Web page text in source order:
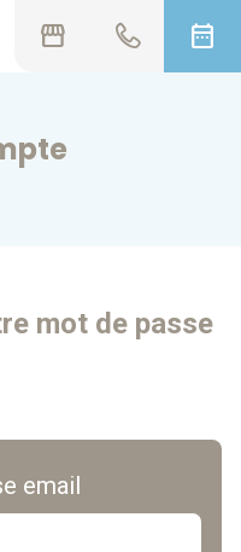
storefront date_range
mot de passe
email